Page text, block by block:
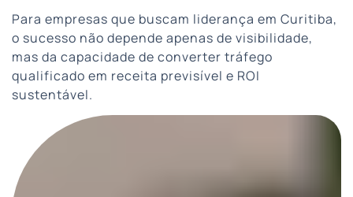
Para empresas que buscam liderança em Curitiba,
o sucesso não depende apenas de visibilidade,
mas da capacidade de converter tráfego
qualificado em receita previsível e ROI
sustentável.